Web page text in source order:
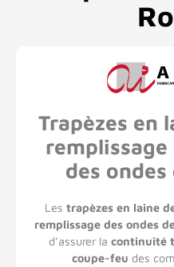
Trapèzes en
des ondes
Les trapèzes en laine
remplissage des ondes
d’assurer la continuité
coupe-feu des